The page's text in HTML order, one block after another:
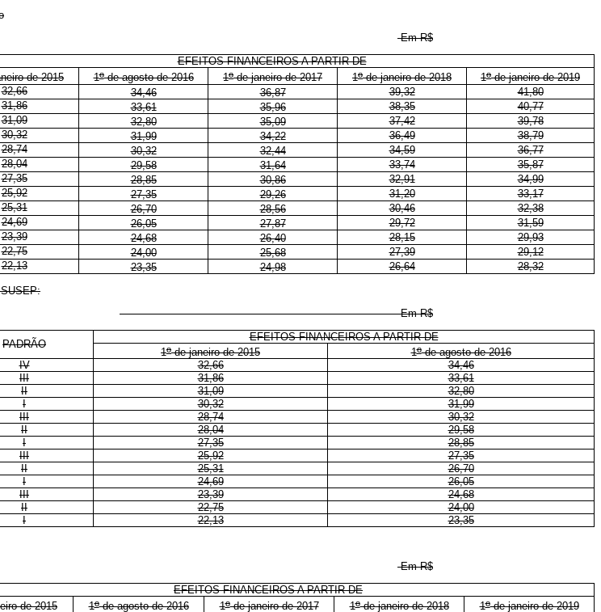
Em R$
EFEITOS FINANCEIROS A PARTIR DE
de 2015 1ode agosto de 2016 1ode janeiro de 2017 1ode janeiro de 2018 1ode janeiro de 2019
32,66 34,46 36,87 39,32
41,80
31,86 33,61 35,96 38,35
40,77
31,09 32,80 35,09 37,42
39,78
30,32 31,99 34,22 36,49 38,79
28,74 30,32 32,44 34,59
36,77
28,04 29,58 31,64 33,74
35,87
27,35 28,85 30,86 32,91 34,99
25,92 27,35 29,26 31,20
33,17
25,31 26,70 28,56 30,46
32,38
24,69 26,05 27,87 29,72 31,59
23,39 24,68 26,40 28,15
29,93
22,75 24,00 25,68 27,39
29,12
22,13 23,35 24,98 26,64
28,32
Em R$
PADRÃO
EFEITOS FINANCEIROS A PARTIR DE
1ode janeiro de 2015 1ode agosto de 2016
IV 32,66
34,46
III
31,86
33,61
II
31,09
32,80
I
30,32 31,99
III 28,74
30,32
II
28,04
29,58
I
27,35 28,85
III 25,92
27,35
II
25,31
26,70
I
24,69 26,05
III 23,39
24,68
II
22,75
24,00
I
22,13
23,35
Em R$
EFEITOS FINANCEIROS A PARTIR DE
de 2015 1ode agosto de 2016 1ode janeiro de 2017 1ode janeiro de 2018 1ode janeiro de 2019